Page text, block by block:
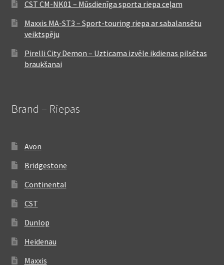
CST CM-NK01 – Mūsdienīga sporta riepa ceļam
Maxxis MA-ST3 – Sport-touring riepa ar sabalansētu
veiktspēju
Pirelli City Demon – Uzticama izvēle ikdienas pilsētas
braukšanai
Brand – Riepas
Avon
Bridgestone
Continental
CST
Dunlop
Heidenau
Maxxis